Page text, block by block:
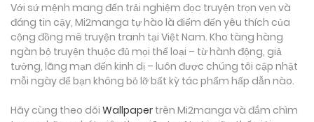
Với sứ mệnh mang đến trải nghiệm đọc truyện trọn vẹn và
đáng tin cậy, Mi2manga tự hào là điểm đến yêu thích của
cộng đồng mê truyện tranh tại Việt Nam. Kho tàng hàng
ngàn bộ truyện thuộc đủ mọi thể loại – từ hành động, giả
tưởng, lãng mạn đến kinh dị – luôn được chúng tôi cập nhật
mỗi ngày để bạn không bỏ lỡ bất kỳ tác phẩm hấp dẫn nào.
Hãy cùng theo dõi Wallpaper trên Mi2manga và đắm chìm